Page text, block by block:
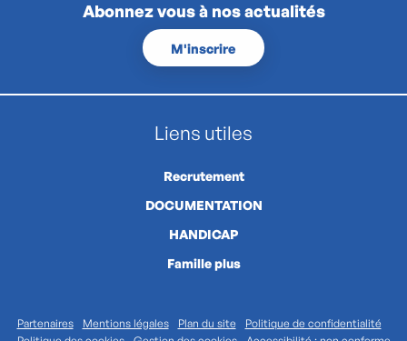
Abonnez vous à nos actualités
M'inscrire
Liens utiles
Recrutement
DOCUMENTATION
HANDICAP
Famille plus
Partenaires Mentions légales Plan du site
Politique de confidentialité